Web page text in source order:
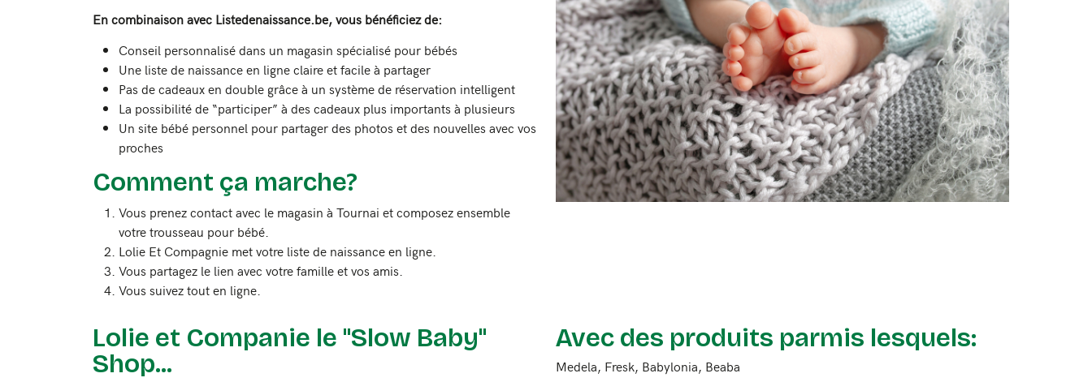
En combinaison avec Listedenaissance.be, vous bénéficiez de:
Conseil personnalisé dans un magasin spécialisé pour bébés
Une liste de naissance en ligne claire et facile à partager
Pas de cadeaux en double grâce à un système de réservation intelligent
La possibilité de “participer” à des cadeaux plus importants à plusieurs
Un site bébé personnel pour partager des photos et des nouvelles avec vos
proches
Comment ça marche?
Vous prenez contact avec le magasin à Tournai et composez ensemble
votre trousseau pour bébé.
Lolie Et Compagnie met votre liste de naissance en ligne.
Vous partagez le lien avec votre famille et vos amis.
Vous suivez tout en ligne.
Lolie et Companie le "Slow Baby"
Shop...
Avec des produits parmis lesquels:
Medela, Fresk, Babylonia, Beaba